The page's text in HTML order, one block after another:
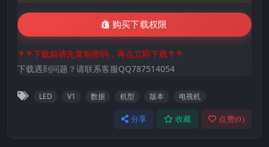
购买下载权限
↑↑下载前请先复制密码，再点立即下载↑↑
下载遇到问题？请联系客服QQ787514054
LED V1 数据 机型 版本 电视机
分享 收藏 点赞(0)